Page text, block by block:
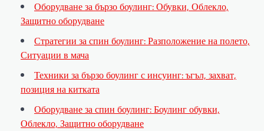
Оборудване за бързо боулинг: Обувки, Облекло,
Защитно оборудване
Стратегии за спин боулинг: Разположение на полето,
Ситуации в мача
Техники за бързо боулинг с инсуинг: ъгъл, захват,
позиция на китката
Оборудване за спин боулинг: Боулинг обувки,
Облекло, Защитно оборудване